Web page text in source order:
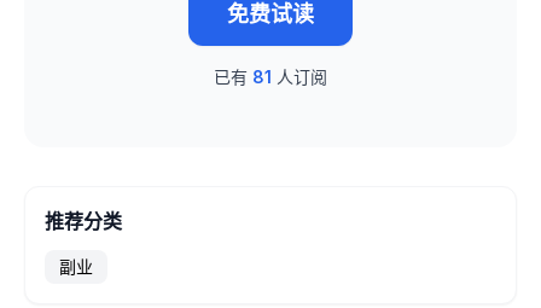
免费试读
已有 81 人订阅
推荐分类
副业